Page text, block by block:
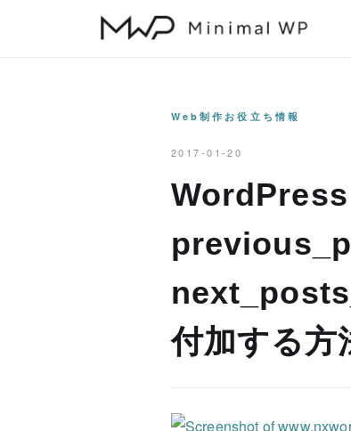
Web制作お役立ち情報
2017-01-20
WordPress
付加する方